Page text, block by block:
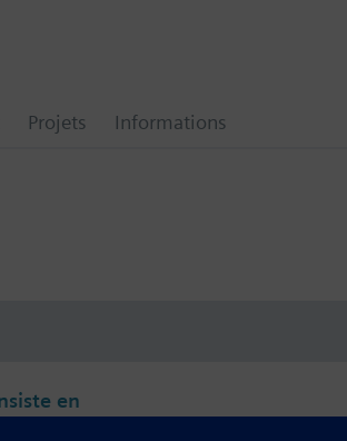
Projets Informations
en